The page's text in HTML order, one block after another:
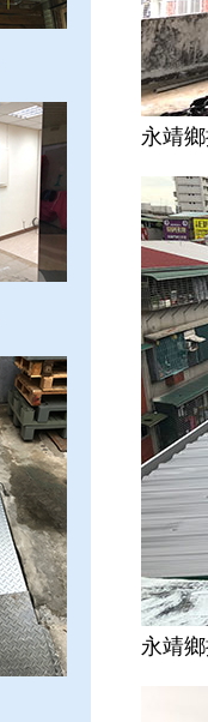
永靖
永靖